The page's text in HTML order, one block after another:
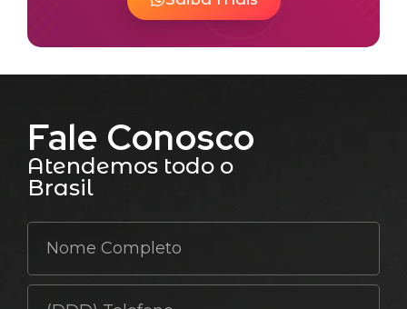
Fale Conosco
Atendemos todo o
Brasil